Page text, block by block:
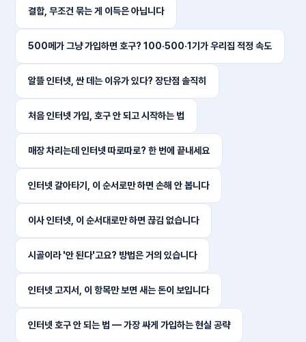
결합, 무조건 묶는 게 이득은 아닙니다
500메가 그냥 가입하면 호구? 100·500·1기가 우리집 적정 속도
알뜰 인터넷, 싼 데는 이유가 있다? 장단점 솔직히
처음 인터넷 가입, 호구 안 되고 시작하는 법
매장 차리는데 인터넷 따로따로? 한 번에 끝내세요
인터넷 갈아타기, 이 순서로만 하면 손해 안 봅니다
이사 인터넷, 이 순서대로만 하면 끊김 없습니다
시골이라 '안 된다'고요? 방법은 거의 있습니다
인터넷 고지서, 이 항목만 보면 새는 돈이 보입니다
인터넷 호구 안 되는 법 — 가장 싸게 가입하는 현실 공략